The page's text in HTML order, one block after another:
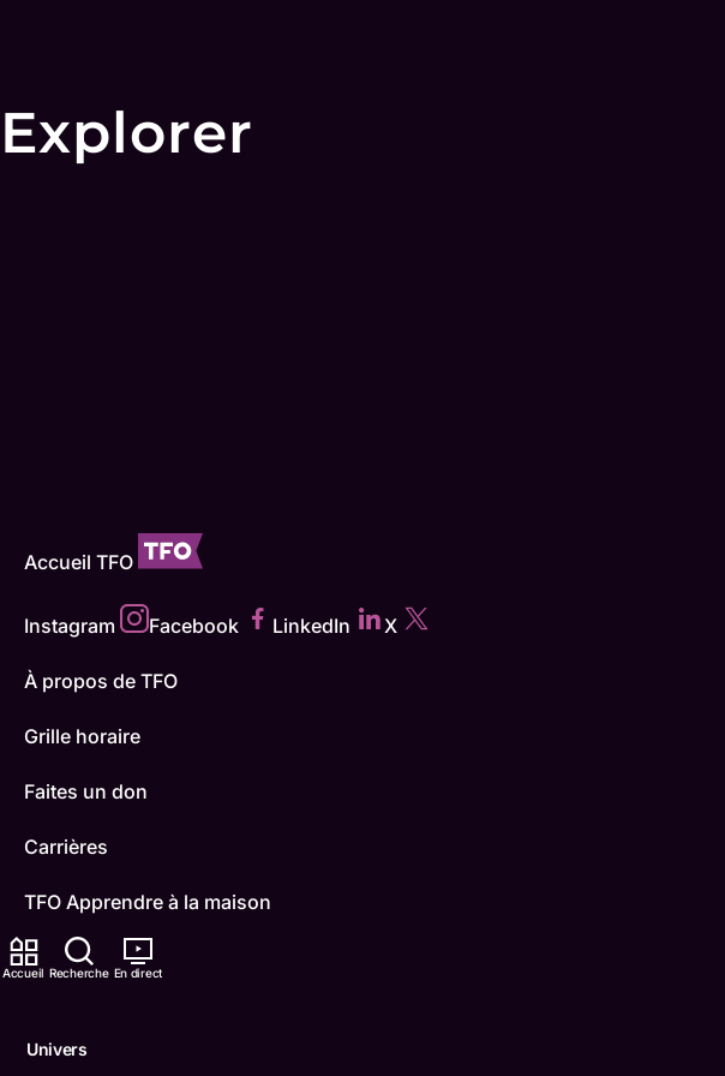
Accueil Recherche En direct
Univers
Explorer
Accueil TFO
Instagram Facebook LinkedIn X
À propos de TFO
Grille horaire
Faites un don
Carrières
TFO Apprendre à la maison
Comment nous capter